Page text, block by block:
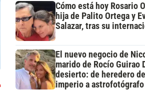
Cómo está hoy Rosario
hija de Palito Ortega y
Salazar, tras su
El nuevo negocio de
marido de Rocío Guirao
desierto: de heredero
imperio a astrofotógrafo